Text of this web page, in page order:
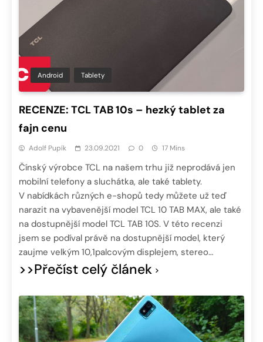
Android Tablety
RECENZE: TCL TAB 10s – hezký tablet za
fajn cenu
Adolf Pupík 23.09.2021 0 17 Mins
Čínský výrobce TCL na našem trhu již neprodává jen
mobilní telefony a sluchátka, ale také tablety.
V nabídkách různých e-shopů tedy můžete už teď
narazit na vybavenější model TCL 10 TAB MAX, ale také
na dostupnější model TCL TAB 10S. V této recenzi
jsem se podíval právě na dostupnější model, který
zaujme velkým 10,1palcovým displejem, stereo…
>>Přečíst celý článek